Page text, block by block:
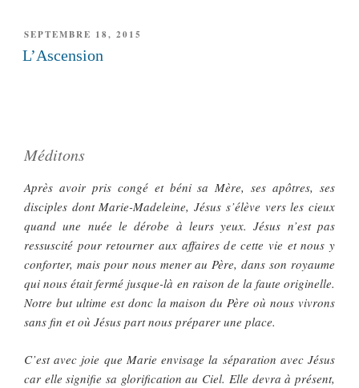
PUBLIÉ
LE
SEPTEMBRE 18, 2015
L’Ascension
Méditons
Après avoir pris congé et béni sa Mère, ses apôtres, ses
disciples dont Marie-Madeleine, Jésus s’élève vers les cieux
quand une nuée le dérobe à leurs yeux. Jésus n’est pas
ressuscité pour retourner aux affaires de cette vie et nous y
conforter, mais pour nous mener au Père, dans son royaume
qui nous était fermé jusque-là en raison de la faute originelle.
Notre but ultime est donc la maison du Père où nous vivrons
sans fin et où Jésus part nous préparer une place.
C’est avec joie que Marie envisage la séparation avec Jésus
car elle signifie sa glorification au Ciel. Elle devra à présent,